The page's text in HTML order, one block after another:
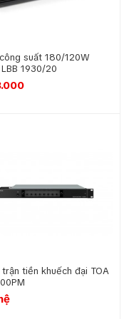
khiển trung tâm
và phân phối đến
suất 180/120W
1930/20
trận tiền khuếch đại TOA